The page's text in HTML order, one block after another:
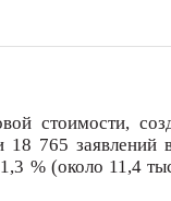
стоимости,
18 765
% (около 11,4